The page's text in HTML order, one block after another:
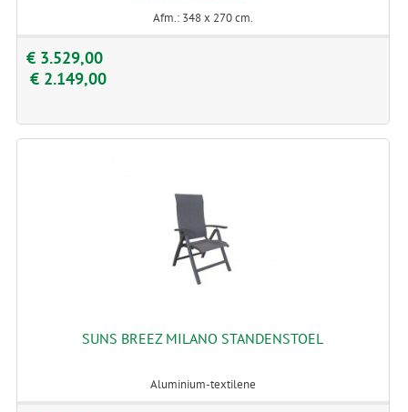
Afm.: 348 x 270 cm.
€ 3.529,00
€ 2.149,00
SUNS BREEZ MILANO STANDENSTOEL
Aluminium-textilene